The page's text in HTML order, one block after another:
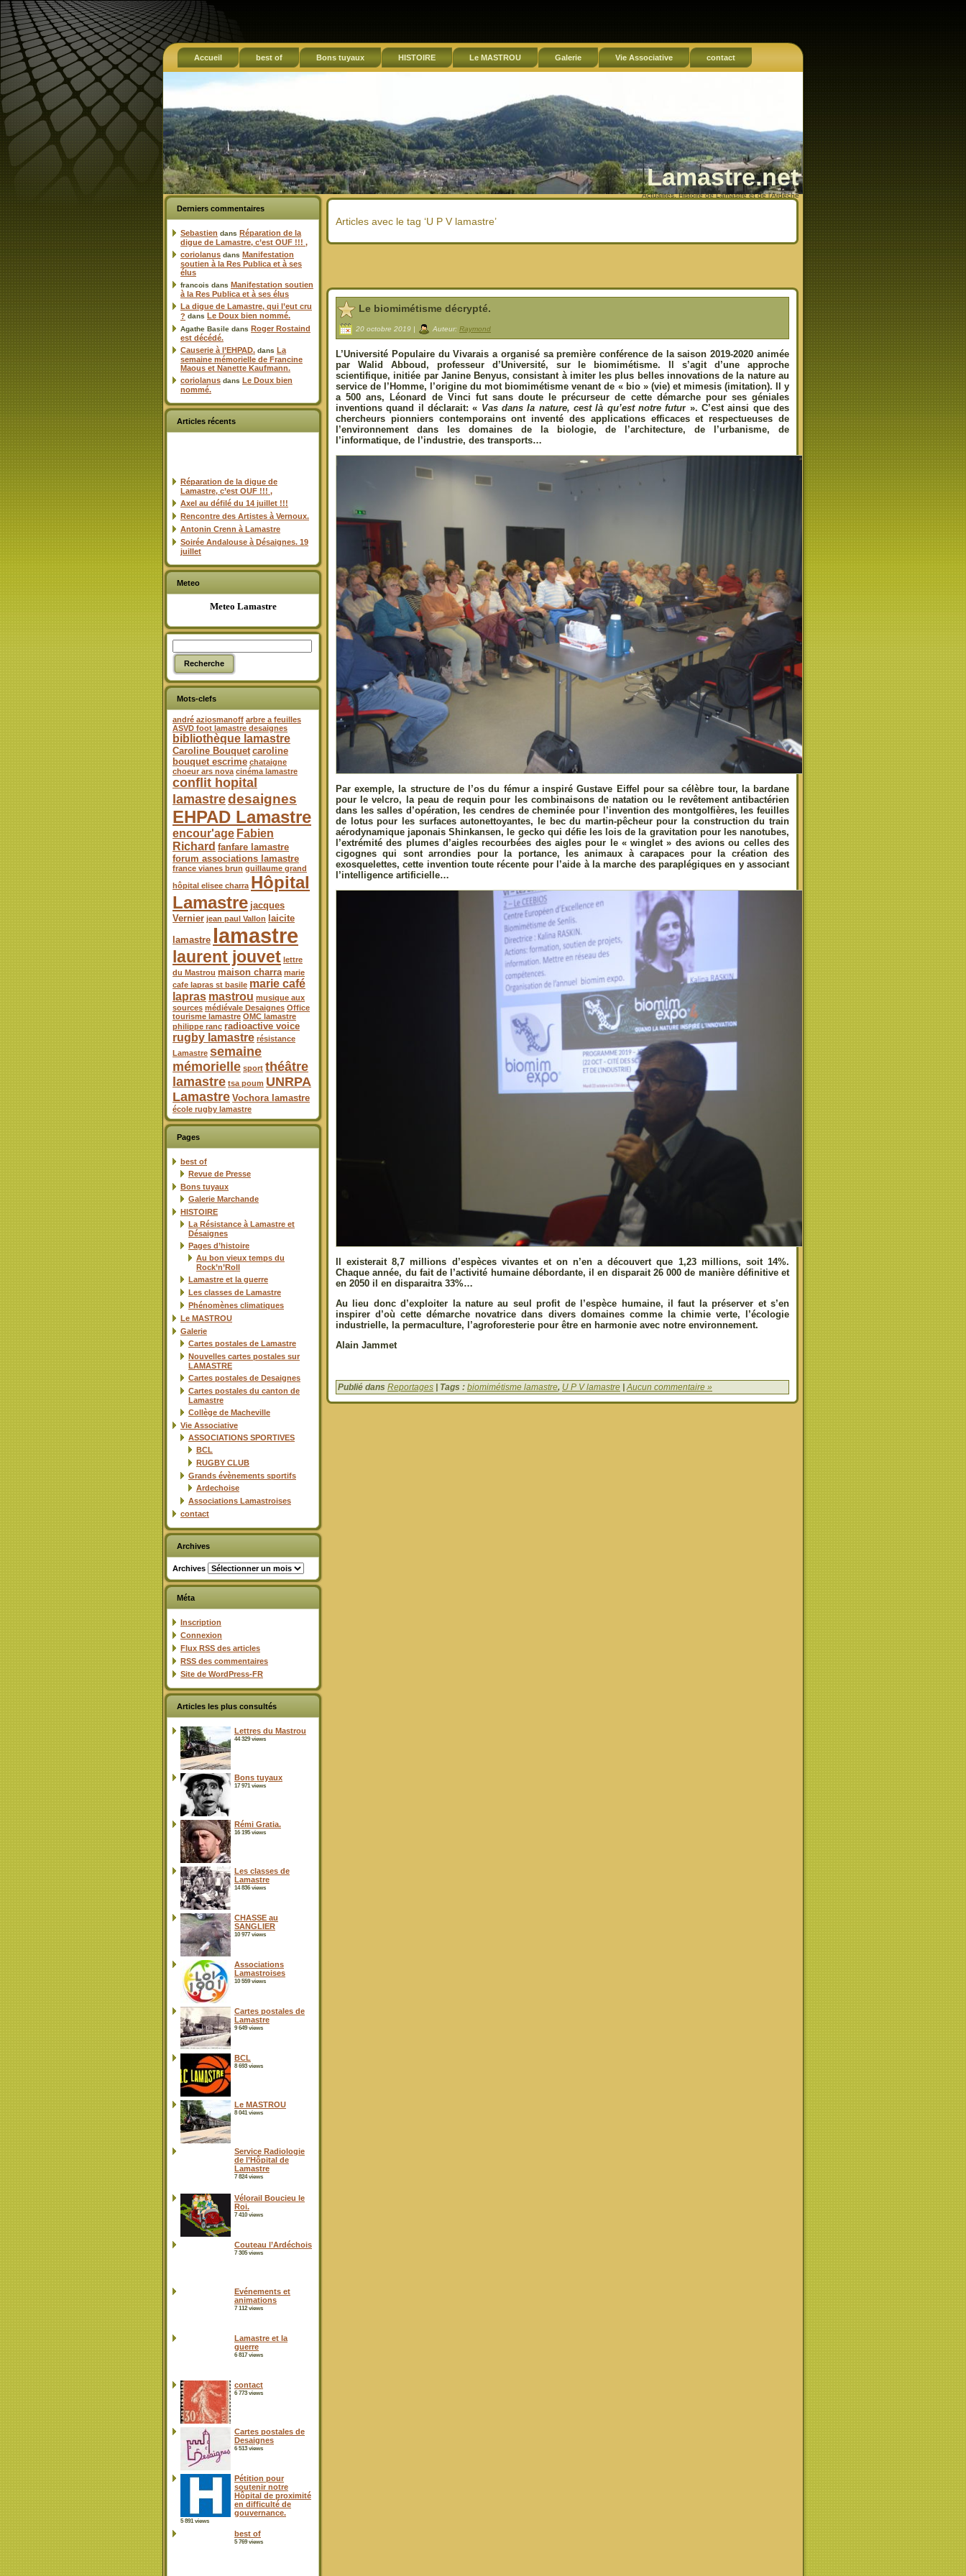
Accueil best of Bons tuyaux HISTOIRE Le MASTROU Galerie Vie Associative contact
Lamastre.net
Actualités, Histoire de Lamastre et de l'Ardèche
Derniers commentaires
Sebastien dans Réparation de la
digue de Lamastre, c’est OUF !!! ,
coriolanus dans Manifestation
soutien à la Res Publica et à ses
élus
francois dans Manifestation soutien
à la Res Publica et à ses élus
La digue de Lamastre, qui l’eut cru
? dans Le Doux bien nommé.
Agathe Basile dans Roger Rostaind
est décédé.
Causerie à l’EHPAD. dans La
semaine mémorielle de Francine
Maous et Nanette Kaufmann.
coriolanus dans Le Doux bien
nommé.
Articles récents
Réparation de la digue de
Lamastre, c’est OUF !!! ,
Axel au défilé du 14 juillet !!!
Rencontre des Artistes à Vernoux.
Antonin Crenn à Lamastre
Soirée Andalouse à Désaignes. 19
juillet
Meteo
Meteo Lamastre
Mots-clefs
andré aziosmanoff arbre a feuilles
ASVD foot lamastre desaignes
bibliothèque lamastre
Caroline Bouquet caroline
bouquet escrime chataigne
choeur ars nova cinéma lamastre
conflit hopital
lamastredesaignes
EHPAD Lamastre
encour'age Fabien
Richard fanfare lamastre
forum associations lamastre
france vianes brun guillaume grand
hôpital elisee charra Hôpital
Lamastre jacques
Vernier jean paul Vallon
laicite
lamastre lamastre
laurent jouvet lettre
du Mastrou maison charra marie
cafe lapras st basile marie café
lapras mastrou musique aux
sources médiévale Desaignes Office
tourisme lamastre OMC lamastre
philippe ranc radioactive voice
rugby lamastre résistance
Lamastre semaine
mémorielle sport théâtre
lamastre tsa poum UNRPA
Lamastre Vochora lamastre
école rugby lamastre
Pages
best of
Revue de Presse
Bons tuyaux
Galerie Marchande
HISTOIRE
La Résistance à Lamastre et
Désaignes
Pages d’histoire
Au bon vieux temps du
Rock’n’Roll
Lamastre et la guerre
Les classes de Lamastre
Phénomènes climatiques
Le MASTROU
Galerie
Cartes postales de Lamastre
Nouvelles cartes postales sur
LAMASTRE
Cartes postales de Desaignes
Cartes postales du canton de
Lamastre
Collège de Macheville
Vie Associative
ASSOCIATIONS SPORTIVES
BCL
RUGBY CLUB
Grands évènements sportifs
Ardechoise
Associations Lamastroises
contact
Archives
Archives
Méta
Inscription
Connexion
Flux RSS des articles
RSS des commentaires
Site de WordPress-FR
Articles les plus consultés
Lettres du Mastrou
44 329 views
Bons tuyaux
17 971 views
Rémi Gratia.
16 195 views
Les classes de
Lamastre
14 836 views
CHASSE au
SANGLIER
10 977 views
Associations
Lamastroises
10 559 views
Cartes postales de
Lamastre
9 649 views
BCL
8 693 views
Le MASTROU
8 041 views
Service Radiologie
de l’Hôpital de
Lamastre
7 824 views
Vélorail Boucieu le
Roi.
7 410 views
Couteau l’Ardéchois
7 305 views
Evénements et
animations
7 112 views
Lamastre et la
guerre
6 817 views
contact
6 773 views
Cartes postales de
Desaignes
6 513 views
Pétition pour
soutenir notre
Hôpital de proximité
en difficulté de
gouvernance.
5 891 views
best of
5 769 views
Articles avec le tag ‘U P V lamastre’
Le biomimétisme décrypté.
20 octobre 2019 | Auteur: Raymond
L’Université Populaire du Vivarais a organisé sa première conférence de la saison 2019-2020 animée
par Walid Abboud, professeur d’Université, sur le biomimétisme. Il s’agit d’une approche
scientifique, initiée par Janine Benyus, consistant à imiter les plus belles innovations de la nature au
service de l’Homme, l’origine du mot biomimétisme venant de « bio » (vie) et mimesis (imitation). Il y
a 500 ans, Léonard de Vinci fut sans doute le précurseur de cette démarche pour ses géniales
inventions quand il déclarait: « Vas dans la nature, cest là qu’est notre futur ». C’est ainsi que des
chercheurs pionniers contemporains ont inventé des applications efficaces et respectueuses de
l’environnement dans les domaines de la biologie, de l’architecture, de l’urbanisme, de
l’informatique, de l’industrie, des transports…
Par exemple, la structure de l’os du fémur a inspiré Gustave Eiffel pour sa célèbre tour, la bardane
pour le velcro, la peau de requin pour les combinaisons de natation ou le revêtement antibactérien
dans les salles d’opération, les cendres de cheminée pour l’invention des montgolfières, les feuilles
de lotus pour les surfaces autonettoyantes, le bec du martin-pêcheur pour la construction du train
aérodynamique japonais Shinkansen, le gecko qui défie les lois de la gravitation pour les nanotubes,
l’extrémité des plumes d’aigles recourbées des aigles pour le « winglet » des avions ou celles des
cigognes qui sont arrondies pour la portance, les animaux à carapaces pour la création des
exosquelettes, cette invention toute récente pour l’aide à la marche des paraplégiques en y associant
l’intelligence artificielle…
Il existerait 8,7 millions d’espèces vivantes et on n’en a découvert que 1,23 millions, soit 14%.
Chaque année, du fait de l’activité humaine débordante, il en disparait 26 000 de manière définitive et
en 2050 il en disparaitra 33%…
Au lieu donc d’exploiter la nature au seul profit de l’espèce humaine, il faut la préserver et s’en
inspirer d’où cette démarche novatrice dans divers domaines comme la chimie verte, l’écologie
industrielle, la permaculture, l’agroforesterie pour être en harmonie avec notre environnement.
Alain Jammet
Publié dans Reportages | Tags : biomimétisme lamastre, U P V lamastre |Aucun commentaire »